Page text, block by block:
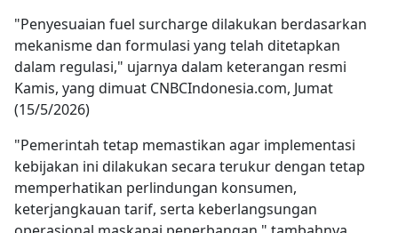
"Penyesuaian fuel surcharge dilakukan berdasarkan
mekanisme dan formulasi yang telah ditetapkan
dalam regulasi," ujarnya dalam keterangan resmi
Kamis, yang dimuat CNBCIndonesia.com, Jumat
(15/5/2026)
"Pemerintah tetap memastikan agar implementasi
kebijakan ini dilakukan secara terukur dengan tetap
memperhatikan perlindungan konsumen,
keterjangkauan tarif, serta keberlangsungan